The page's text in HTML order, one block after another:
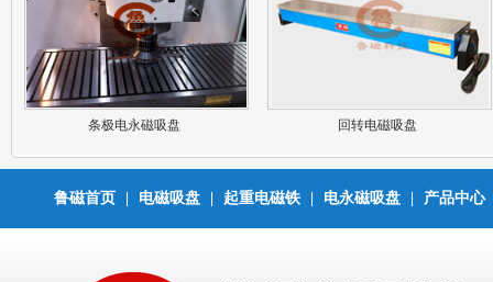
条极电永磁吸盘 回转电磁吸盘
鲁磁首页 电磁吸盘 起重电磁铁 电永磁吸盘 产品中心